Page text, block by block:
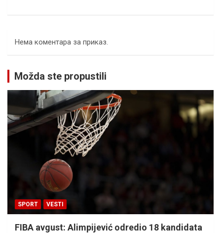
Нема коментара за приказ.
Možda ste propustili
SPORT VESTI
FIBA avgust: Alimpijević odredio 18 kandidata